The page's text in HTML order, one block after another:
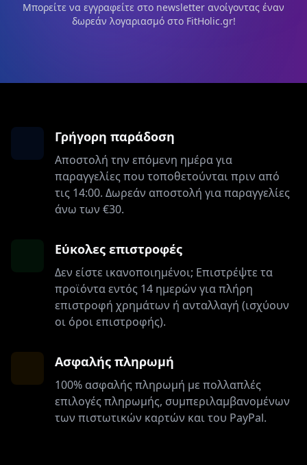
Μπορείτε να εγγραφείτε στο newsletter ανοίγοντας έναν
δωρεάν λογαριασμό στο FitHolic.gr!
Γρήγορη παράδοση
Αποστολή την επόμενη ημέρα για
παραγγελίες που τοποθετούνται πριν από
τις 14:00. Δωρεάν αποστολή για παραγγελίες
άνω των €30.
Εύκολες επιστροφές
Δεν είστε ικανοποιημένοι; Επιστρέψτε τα
προϊόντα εντός 14 ημερών για πλήρη
επιστροφή χρημάτων ή ανταλλαγή (ισχύουν
οι όροι επιστροφής).
Ασφαλής πληρωμή
100% ασφαλής πληρωμή με πολλαπλές
επιλογές πληρωμής, συμπεριλαμβανομένων
των πιστωτικών καρτών και του PayPal.